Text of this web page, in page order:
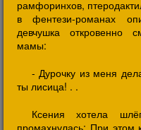
рамфоринхов,
в фентези-романах
девчушка откровенно
мамы:
- Дурочку из меня
ты лисица! . .
Ксения хотела
промахнулась: При этом